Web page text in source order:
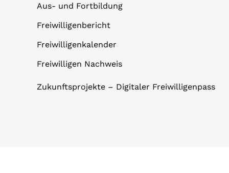
Aus- und Fortbildung
Freiwilligenbericht
Freiwilligenkalender
Freiwilligen Nachweis
Zukunftsprojekte – Digitaler Freiwilligenpass